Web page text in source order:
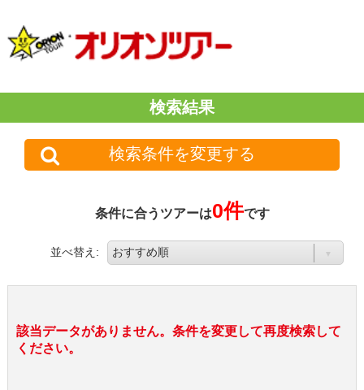
検索結果
検索条件を変更する
条件に合うツアーは0件です
並べ替え:
該当データがありません。条件を変更して再度検索して
ください。